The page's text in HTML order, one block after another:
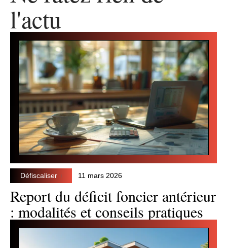
l'actu
Défiscaliser 11 mars 2026
Report du déficit foncier antérieur
: modalités et conseils pratiques